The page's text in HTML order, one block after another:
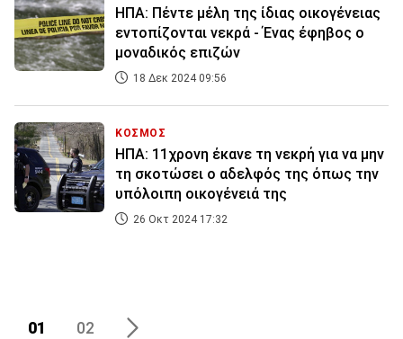
ΗΠΑ: Πέντε μέλη της ίδιας οικογένειας
εντοπίζονται νεκρά - Ένας έφηβος ο
μοναδικός επιζών
18 Δεκ 2024 09:56
ΚΟΣΜΟΣ
ΗΠΑ: 11χρονη έκανε τη νεκρή για να μην
τη σκοτώσει ο αδελφός της όπως την
υπόλοιπη οικογένειά της
26 Οκτ 2024 17:32
01 02